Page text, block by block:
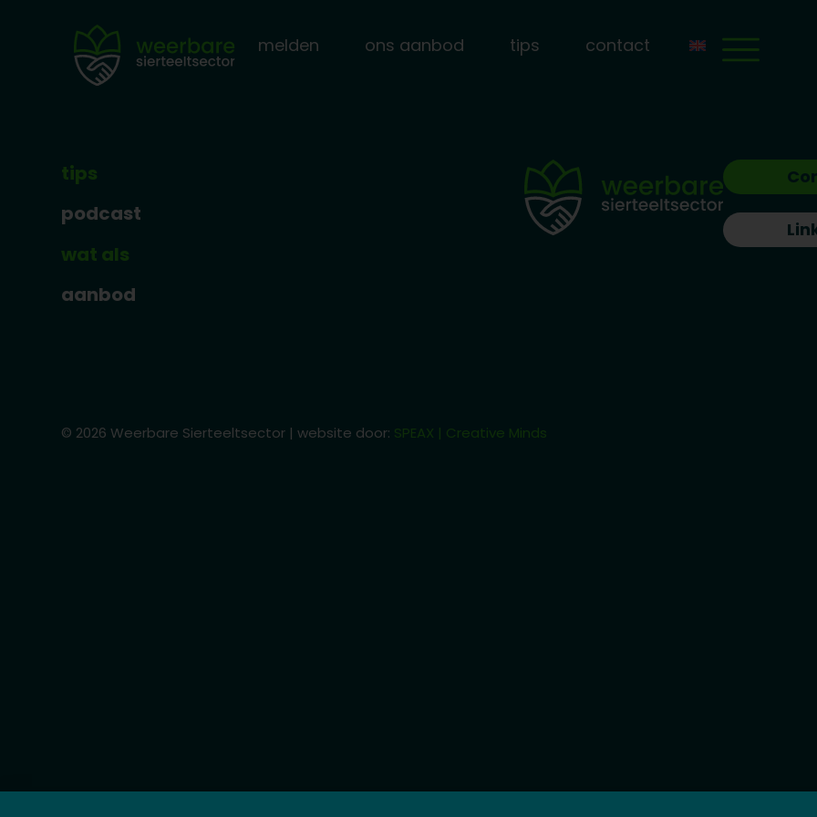
melden ons aanbod tips contact
tips
podcast
wat als
aanbod
© 2026 Weerbare Sierteeltsector | website door: SPEAX | Creative Minds